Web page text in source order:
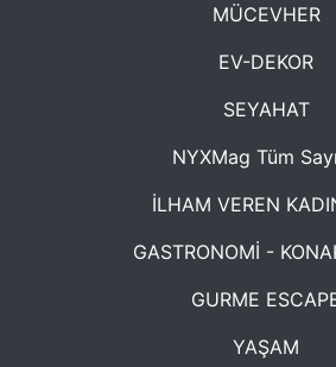
MÜCEVHER
EV-DEKOR
SEYAHAT
NYXMag Tüm
İLHAM VEREN
GASTRONOMİ -
GURME
YAŞAM